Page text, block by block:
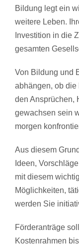
Bildung legt ein
weitere Leben.
Investition in die
gesamten
Von Bildung und
abhängen, ob
den Ansprüchen,
gewachsen sein
morgen
Aus diesem
Ideen,
mit diesem
Möglichkeiten,
werden Sie
Förderanträge
Kostenrahmen